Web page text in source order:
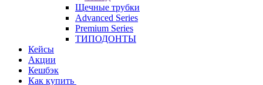
Щечные трубки
Advanced Series
Premium Series
ТИПОДОНТЫ
Кейсы
Акции
Кешбэк
Как купить